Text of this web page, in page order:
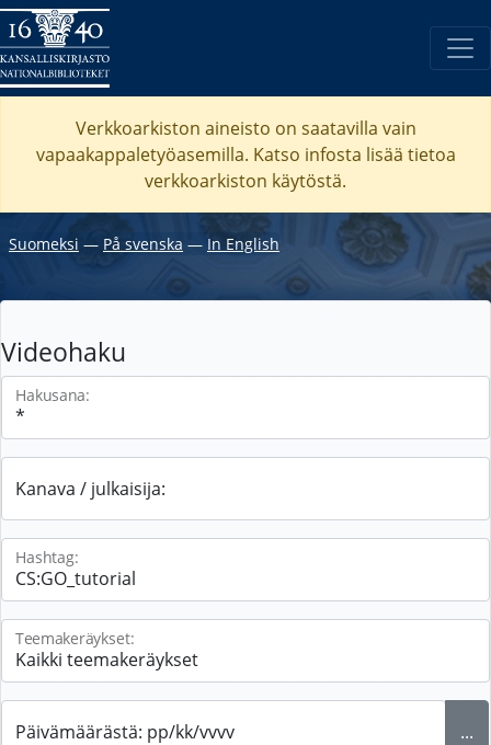
Verkkoarkiston aineisto on saatavilla vain
vapaakappaletyöasemilla. Katso infosta lisää tietoa
verkkoarkiston käytöstä.
Suomeksi ― På svenska ― In English
Videohaku
Hakusana:
Kanava / julkaisija:
Hashtag:
Teemakeräykset:
Päivämäärästä: pp/kk/vvvv ...